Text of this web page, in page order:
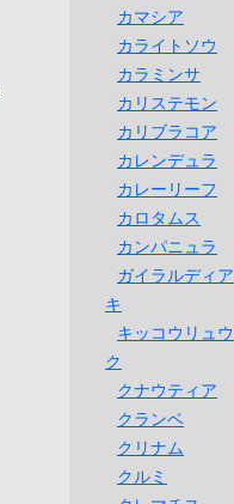
カマシア
カライトソウ
カラミンサ
カリステモン
カリブラコア
カレンデュラ
カレーリーフ
カロタムス
カンパニュラ
ガイラルディア
キ
キッコウリュウ
ク
クナウティア
クランベ
クリナム
クルミ